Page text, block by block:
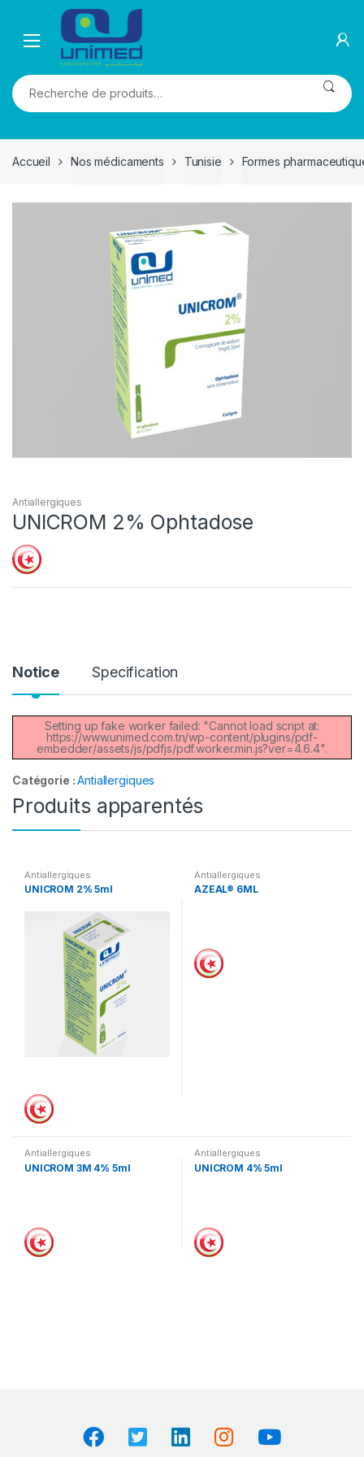
navigation
content
Recherche
pour :
Accueil Nos médicaments Tunisie Formes
Antiallergiques
UNICROM 2% Ophtadose
Notice Specification
Setting up fake worker failed: "Cannot load script at:
https://www.unimed.com.tn/wp-content/plugins/pdf-
embedder/assets/js/pdfjs/pdf.worker.min.js?ver=4.6.4".
Catégorie :Antiallergiques
Produits apparentés
Antiallergiques
UNICROM 2% 5ml
Antiallergiques
AZÉAL® 6ML
Antiallergiques
UNICROM 3M 4% 5ml
Antiallergiques
UNICROM 4% 5ml